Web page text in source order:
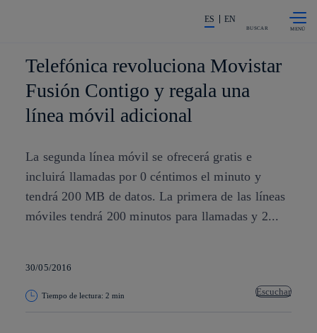
La acción en accionistas e
ES EN
BUSCAR
Telefónica revoluciona Movistar
Fusión Contigo y regala una
línea móvil adicional
La segunda línea móvil se ofrecerá gratis e
incluirá llamadas por 0 céntimos el minuto y
tendrá 200 MB de datos. La primera de las líneas
móviles tendrá 200 minutos para llamadas y 2...
30/05/2016
Tiempo de lectura: 2 min Escuchar